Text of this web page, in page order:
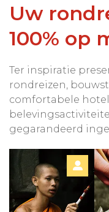
Uw
100% op
Ter inspiratie
rondreizen,
comfortabele
gegarandeerd